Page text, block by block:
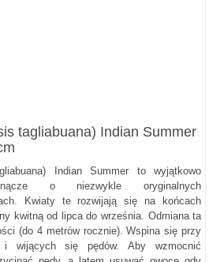
tagliabuana) Indian Summer
Indian Summer to wyjątkowo
o niezwykle oryginalnych
Kwiaty te rozwijają się na końcach
kwitną od lipca do września. Odmiana ta
(do 4 metrów rocznie). Wspina się przy
i wijących się pędów. Aby wzmocnić